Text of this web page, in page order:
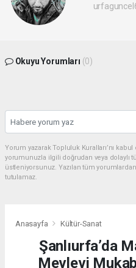
Okuyu Yorumları (0)
Yorum yazarak Topluluk Kuralları’nı
yorumunuzla ilgili doğrudan veya dolaylı
üstleniyorsunuz. Yazılan tüm
tutulamaz.
Anasayfa Kültür-Sanat
Şanlıurfa’da
Mevlevi